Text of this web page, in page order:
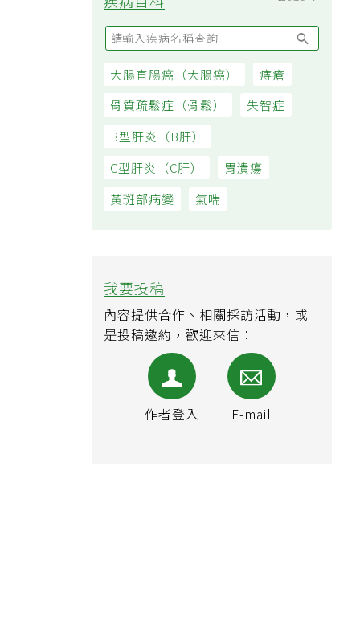
疾病百科
大腸直腸癌（大腸癌）
痔瘡
骨質疏鬆症（骨鬆）
失智症
B型肝炎（B肝）
C型肝炎（C肝）
黃斑部病變
我要投稿
內容提供合作、相關採訪活動，或